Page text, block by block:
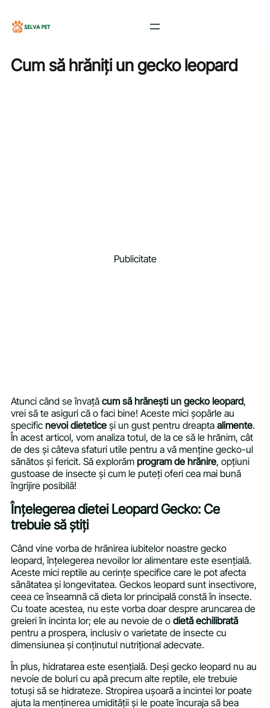
conținut
Cum să hrăniți un gecko leopard
Publicitate
Atunci când se învață cum să hrănești un gecko leopard,
vrei să te asiguri că o faci bine! Aceste mici șopârle au
specific nevoi dietetice și un gust pentru dreapta alimente.
În acest articol, vom analiza totul, de la ce să le hrănim, cât
de des și câteva sfaturi utile pentru a vă menține gecko-ul
sănătos și fericit. Să explorăm program de hrănire, opțiuni
gustoase de insecte și cum le puteți oferi cea mai bună
îngrijire posibilă!
Înțelegerea dietei Leopard Gecko: Ce
trebuie să știți
Când vine vorba de hrănirea iubitelor noastre gecko
leopard, înțelegerea nevoilor lor alimentare este esențială.
Aceste mici reptile au cerințe specifice care le pot afecta
sănătatea și longevitatea. Geckos leopard sunt insectivore,
ceea ce înseamnă că dieta lor principală constă în insecte.
Cu toate acestea, nu este vorba doar despre aruncarea de
greieri în incinta lor; ele au nevoie de o dietă echilibrată
pentru a prospera, inclusiv o varietate de insecte cu
dimensiunea și conținutul nutrițional adecvate.
În plus, hidratarea este esențială. Deși gecko leopard nu au
nevoie de boluri cu apă precum alte reptile, ele trebuie
totuși să se hidrateze. Stropirea ușoară a incintei lor poate
ajuta la menținerea umidității și le poate încuraja să bea